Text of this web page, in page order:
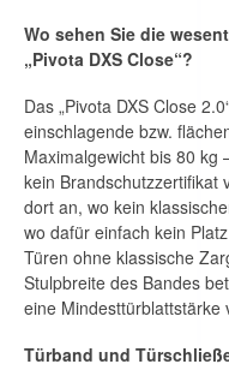
Wo sehen Sie die
„Pivota DXS Close“?
Das „Pivota DXS Close
einschlagende bzw.
Maximalgewicht bis 80 kg
kein Brandschutzzertifikat
dort an, wo kein
wo dafür einfach kein
Türen ohne klassische
Stulpbreite des Bandes
eine Mindesttür­blattstärke
Türband und